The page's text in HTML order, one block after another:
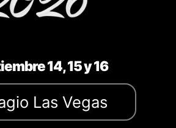
14, 15 y 16
Las Vegas